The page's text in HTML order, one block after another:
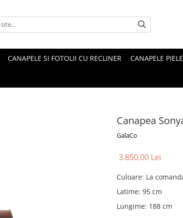
CANAPELE SI FOTOLII CU RECLINER CANAPELE PIELE
Canapea
GalaCo
3.850,00 Lei
Culoare: La
Latime: 95 cm
Lungime: 188 cm